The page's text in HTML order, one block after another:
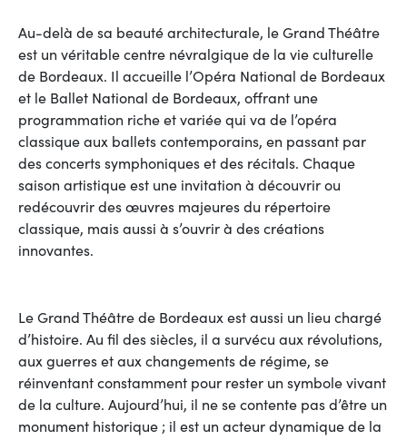
Au-delà de sa beauté architecturale, le Grand Théâtre
est un véritable centre névralgique de la vie culturelle
de Bordeaux. Il accueille l’Opéra National de Bordeaux
et le Ballet National de Bordeaux, offrant une
programmation riche et variée qui va de l’opéra
classique aux ballets contemporains, en passant par
des concerts symphoniques et des récitals. Chaque
saison artistique est une invitation à découvrir ou
redécouvrir des œuvres majeures du répertoire
classique, mais aussi à s’ouvrir à des créations
innovantes.
Le Grand Théâtre de Bordeaux est aussi un lieu chargé
d’histoire. Au fil des siècles, il a survécu aux révolutions,
aux guerres et aux changements de régime, se
réinventant constamment pour rester un symbole vivant
de la culture. Aujourd’hui, il ne se contente pas d’être un
monument historique ; il est un acteur dynamique de la